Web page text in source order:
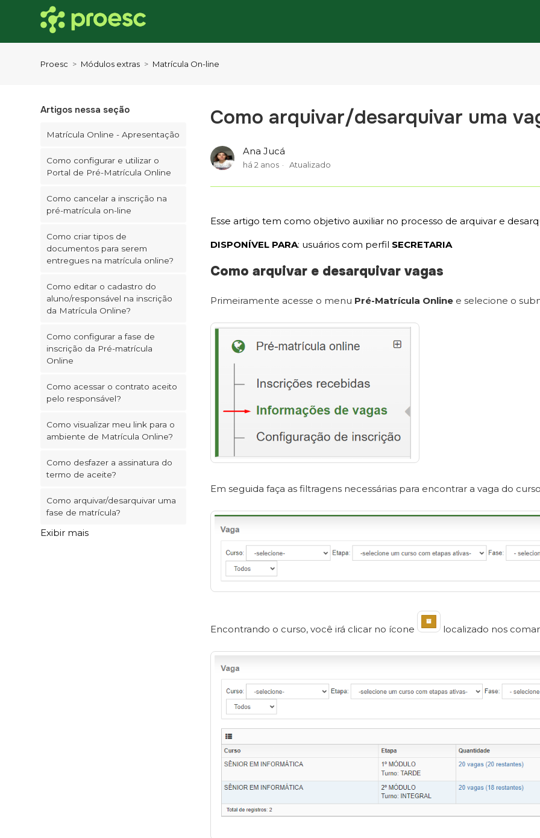
Proesc Módulos extras Matrícula On-line
Artigos nessa seção
Matrícula Online - Apresentação
Como configurar e utilizar o
Portal de Pré-Matrícula Online
Como cancelar a inscrição na
pré-matrícula on-line
Como criar tipos de
documentos para serem
entregues na matrícula online?
Como editar o cadastro do
aluno/responsável na inscrição
da Matrícula Online?
Como configurar a fase de
inscrição da Pré-matrícula
Online
Como acessar o contrato aceito
pelo responsável?
Como visualizar meu link para o
ambiente de Matrícula Online?
Como desfazer a assinatura do
termo de aceite?
Como arquivar/desarquivar uma
fase de matrícula?
Exibir mais
Como arquivar/desarquivar uma
Ana Jucá
há 2 anos Atualizado
Esse artigo tem como objetivo auxiliar no processo de arquivar e
DISPONÍVEL PARA: usuários com perfil SECRETARIA
Como arquivar e desarquivar vagas
Primeiramente acesse o menu Pré-Matrícula Online e selecione o
Em seguida faça as filtragens necessárias para encontrar a vaga do
Encontrando o curso, você irá clicar no ícone localizado nos